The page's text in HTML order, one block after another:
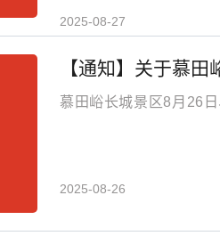
2025-08-27
【通知】关于慕
慕田峪长城景区8月26
2025-08-26